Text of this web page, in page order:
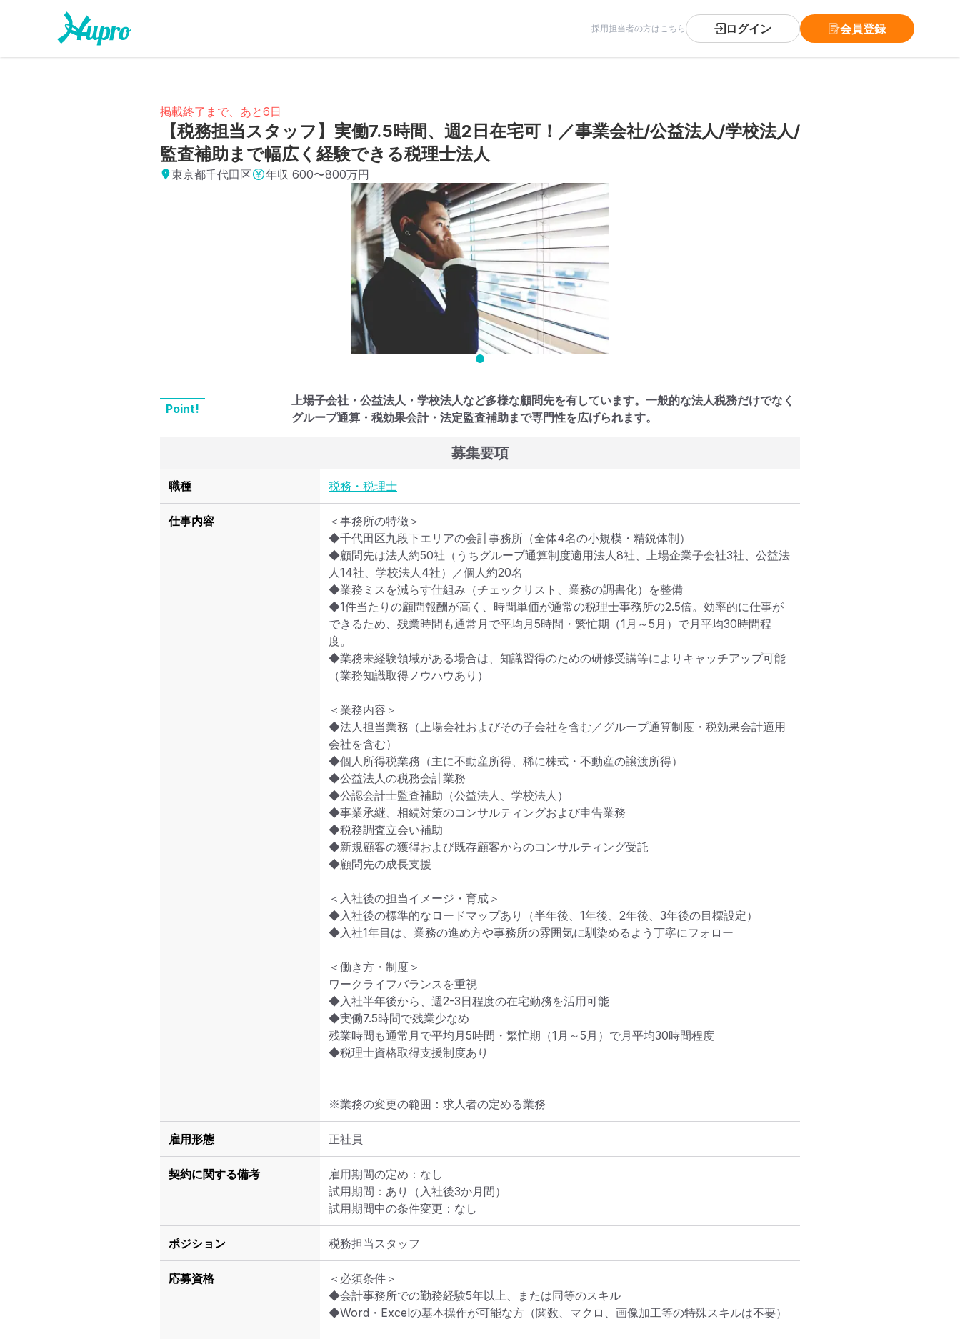
採用担当者の方はこちら ログイン 会員登録
掲載終了まで、あと6日
【税務担当スタッフ】実働7.5時間、週2日在宅可！／事業会社/公益法人/学校法人/
監査補助まで幅広く経験できる税理士法人
東京都千代田区 年収 600〜800万円
Point!
上場子会社・公益法人・学校法人など多様な顧問先を有しています。一般的な法人税務だけでなく
グループ通算・税効果会計・法定監査補助まで専門性を広げられます。
募集要項
職種 税務・税理士
仕事内容
＜事務所の特徴＞
◆千代田区九段下エリアの会計事務所（全体4名の小規模・精鋭体制）
◆顧問先は法人約50社（うちグループ通算制度適用法人8社、上場企業子会社3社、公益法
人14社、学校法人4社）／個人約20名
◆業務ミスを減らす仕組み（チェックリスト、業務の調書化）を整備
◆1件当たりの顧問報酬が高く、時間単価が通常の税理士事務所の2.5倍。効率的に仕事が
できるため、残業時間も通常月で平均月5時間・繁忙期（1月～5月）で月平均30時間程
度。
◆業務未経験領域がある場合は、知識習得のための研修受講等によりキャッチアップ可能
（業務知識取得ノウハウあり）
＜業務内容＞
◆法人担当業務（上場会社およびその子会社を含む／グループ通算制度・税効果会計適用
会社を含む）
◆個人所得税業務（主に不動産所得、稀に株式・不動産の譲渡所得）
◆公益法人の税務会計業務
◆公認会計士監査補助（公益法人、学校法人）
◆事業承継、相続対策のコンサルティングおよび申告業務
◆税務調査立会い補助
◆新規顧客の獲得および既存顧客からのコンサルティング受託
◆顧問先の成長支援
＜入社後の担当イメージ・育成＞
◆入社後の標準的なロードマップあり（半年後、1年後、2年後、3年後の目標設定）
◆入社1年目は、業務の進め方や事務所の雰囲気に馴染めるよう丁寧にフォロー
＜働き方・制度＞
ワークライフバランスを重視
◆入社半年後から、週2-3日程度の在宅勤務を活用可能
◆実働7.5時間で残業少なめ
残業時間も通常月で平均月5時間・繁忙期（1月～5月）で月平均30時間程度
◆税理士資格取得支援制度あり
※業務の変更の範囲：求人者の定める業務
雇用形態 正社員
契約に関する備考
雇用期間の定め：なし
試用期間：あり（入社後3か月間）
試用期間中の条件変更：なし
ポジション 税務担当スタッフ
応募資格
＜必須条件＞
◆会計事務所での勤務経験5年以上、または同等のスキル
◆Word・Excelの基本操作が可能な方（関数、マクロ、画像加工等の特殊スキルは不要）